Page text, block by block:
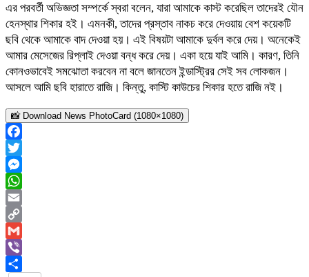
এর পরবর্তী অভিজ্ঞতা সম্পর্কে স্বরা বলেন, যারা আমাকে কাস্ট করেছিল তাদেরই যৌন
হেনস্থার শিকার হই। এমনকী, তাদের প্রস্তাব নাকচ করে দেওয়ায় বেশ কয়েকটি
ছবি থেকে আমাকে বাদ দেওয়া হয়। এই বিষয়টা আমাকে দুর্বল করে দেয়। অনেকেই
আমার মেসেজের রিপ্লাই দেওয়া বন্ধ করে দেয়। একা হয়ে যাই আমি। কারণ, তিনি
কোনওভাবেই সমঝোতা করবেন না বলে জানতেন ইন্ডাস্ট্রির সেই সব লোকজন।
আসলে আমি ছবি হারাতে রাজি। কিন্তু, কাস্টি কাউচের শিকার হতে রাজি নই।
📸 Download News PhotoCard (1080×1080)
Facebook
Twitter
Messenger
WhatsApp
Email
Copy
Link
Gmail
Viber